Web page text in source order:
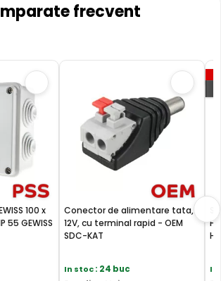
(ICR / IR Cut Fillter)
DS-2CE76D0T-ITMFS are un filtru IR
ce filtreaza lumina in infrarosu
a evita anumitele defecte de
iar pe timpul noptii acesta este retras
luminii in infrarosu sa treaca,
camerei in modul alb/negru.
frecvent
100 x
55 GEWISS
Conector de alimentare tata,
12V, cu terminal rapid - OEM
SDC-KAT
In stoc: 24 buc In